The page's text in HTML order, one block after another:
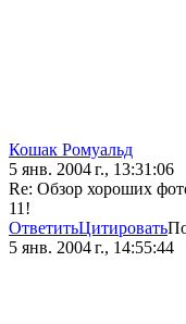
Кошак Ромуальд
5 янв. 2004 г., 13:31:06
Re: Обзор хороших
11!
ОтветитьЦитировать
5 янв. 2004 г., 14:55:44